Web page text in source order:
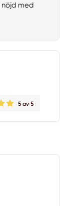
nöjd med
5 av 5